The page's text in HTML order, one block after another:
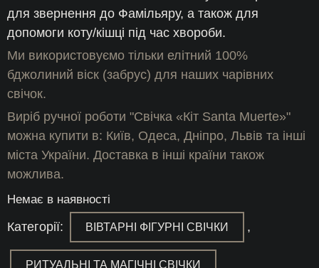
для звернення до Фамільяру, а також для
допомоги коту/кішці під час хвороби.
Ми використовуємо тільки елітний 100%
бджолиний віск (забрус) для наших чарівних
свічок.
Виріб ручної роботи "Свічка «Кіт Santa Muerte»"
можна купити в: Київ, Одеса, Дніпро, Львів та інші
міста України. Доставка в інші країни також
можлива.
Немає в наявності
Категорії: ВІВТАРНІ ФІГУРНІ СВІЧКИ ,
РИТУАЛЬНІ ТА МАГІЧНІ СВІЧКИ